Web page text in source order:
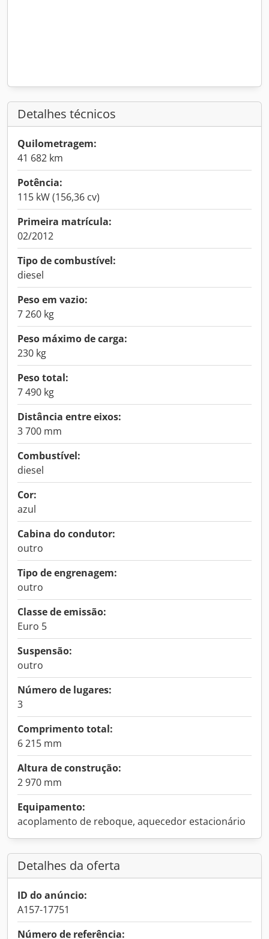
Detalhes técnicos
Quilometragem:
41 682 km
Potência:
115 kW (156,36 cv)
Primeira matrícula:
02/2012
Tipo de combustível:
diesel
Peso em vazio:
7 260 kg
Peso máximo de carga:
230 kg
Peso total:
7 490 kg
Distância entre eixos:
3 700 mm
Combustível:
diesel
Cor:
azul
Cabina do condutor:
outro
Tipo de engrenagem:
outro
Classe de emissão:
Euro 5
Suspensão:
outro
Número de lugares:
3
Comprimento total:
6 215 mm
Altura de construção:
2 970 mm
Equipamento:
acoplamento de reboque, aquecedor estacionário
Detalhes da oferta
ID do anúncio:
A157-17751
Número de referência: